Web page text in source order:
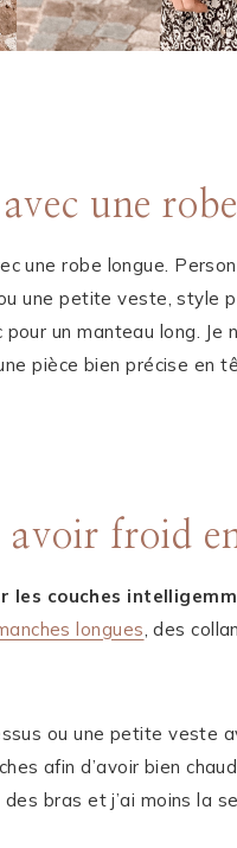
une
une robe longue.
une petite veste, style
un manteau long. Je
pièce bien précise en
avoir froid
les couches
longues, des
ou une petite veste
afin d’avoir bien
bras et j’ai moins la